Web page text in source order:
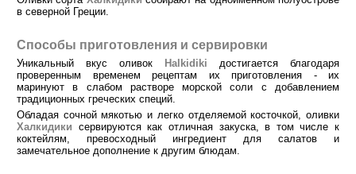
в северной Греции.
Способы приготовления и сервировки
Уникальный вкус оливок Halkidiki достигается благодаря
проверенным временем рецептам их приготовления - их
маринуют в слабом растворе морской соли с добавлением
традиционных греческих специй.
Обладая сочной мякотью и легко отделяемой косточкой, оливки
Халкидики сервируются как отличная закуска, в том числе к
коктейлям, превосходный ингредиент для салатов и
замечательное дополнение к другим блюдам.